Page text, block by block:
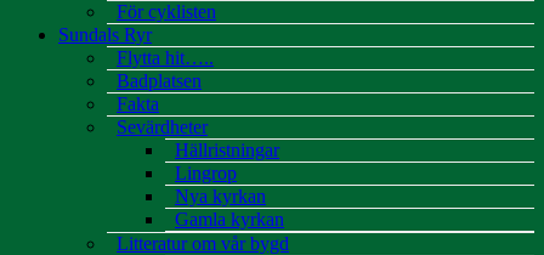
För cyklisten
Sundals Ryr
Flytta hit…..
Badplatsen
Fakta
Sevärdheter
Hällristningar
Lingrop
Nya kyrkan
Gamla kyrkan
Litteratur om vår bygd